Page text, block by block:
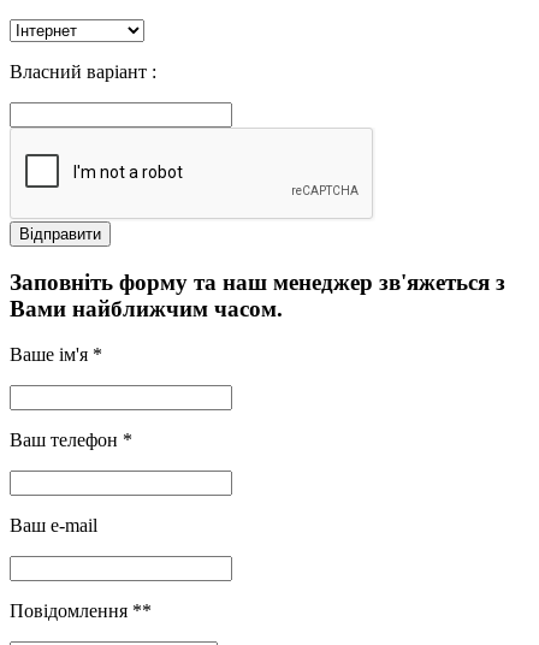
Власний варіант :
Заповніть форму та наш менеджер зв'яжеться з
Вами найближчим часом.
Ваше ім'я *
Ваш телефон *
Ваш e-mail
Повідомлення **